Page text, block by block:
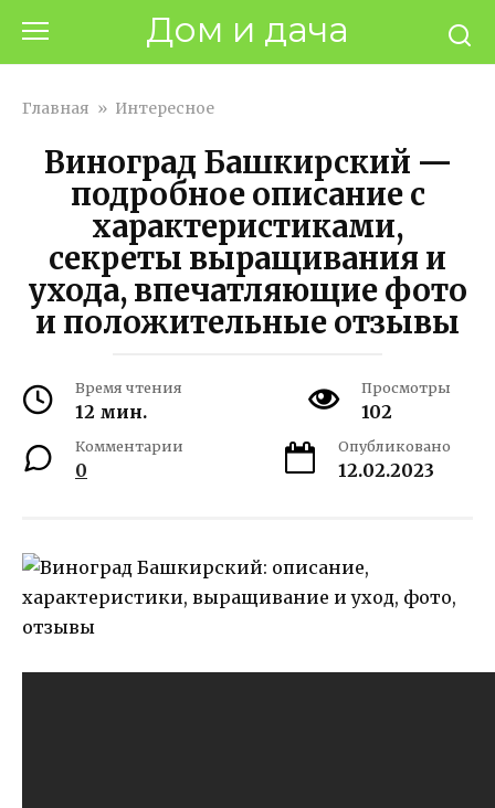
контенту
Дом и дача
Главная » Интересное
Виноград Башкирский —
подробное описание с
характеристиками,
секреты выращивания и
ухода, впечатляющие фото
и положительные отзывы
Время чтения
12 мин.
Просмотры
102
Комментарии
0
Опубликовано
12.02.2023